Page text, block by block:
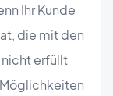
Ihr Kunde
die mit den
nicht erfüllt